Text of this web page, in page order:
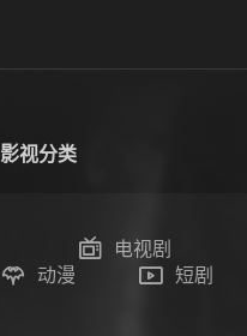
影视分类
电视剧
动漫 短剧